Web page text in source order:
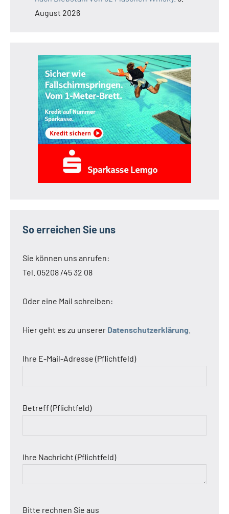
August 2026
So erreichen Sie uns
Sie können uns anrufen:
Tel. 05208 /45 32 08
Oder eine Mail schreiben:
Hier geht es zu unserer Datenschutzerklärung
Ihre E-Mail-Adresse (Pflichtfeld)
Betreff (Pflichtfeld)
Ihre Nachricht (Pflichtfeld)
Bitte rechnen Sie aus